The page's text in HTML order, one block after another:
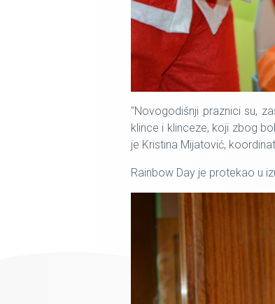
"Novogodišnji praznici su,
klince i klinceze, koji zbog
je Kristina Mijatović,
Rainbow Day je protekao u